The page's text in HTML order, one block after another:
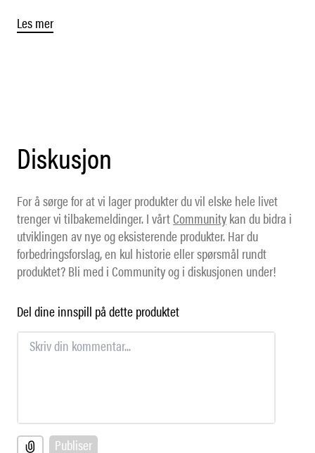
Les mer
Diskusjon
For å sørge for at vi lager produkter du vil elske hele livet
trenger vi tilbakemeldinger. I vårtCommunitykan du bidra i
utviklingen av nye og eksisterende produkter. Har du
forbedringsforslag, en kul historie eller spørsmål rundt
produktet? Bli med i Community og i diskusjonen under!
Del dine innspill på dette produktet
Publiser